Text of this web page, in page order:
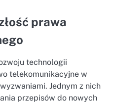
prawa
technologii
telekomunikacyjne w
Jednym z nich
przepisów do nowych